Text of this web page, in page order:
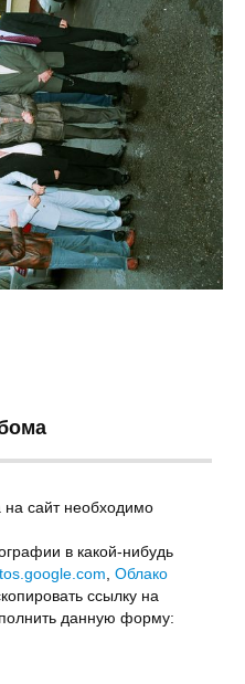
сайт необходимо
в какой-нибудь
, Облако
ссылку на
данную форму: